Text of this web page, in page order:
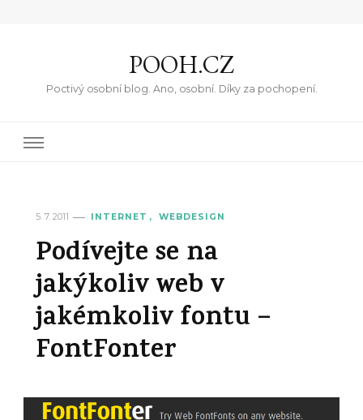
POOH.CZ
Poctivý osobní blog. Ano, osobní. Díky za pochopení.
5. 7. 2011 INTERNET WEBDESIGN
Podívejte se na
jakýkoliv web v
jakémkoliv fontu –
FontFonter